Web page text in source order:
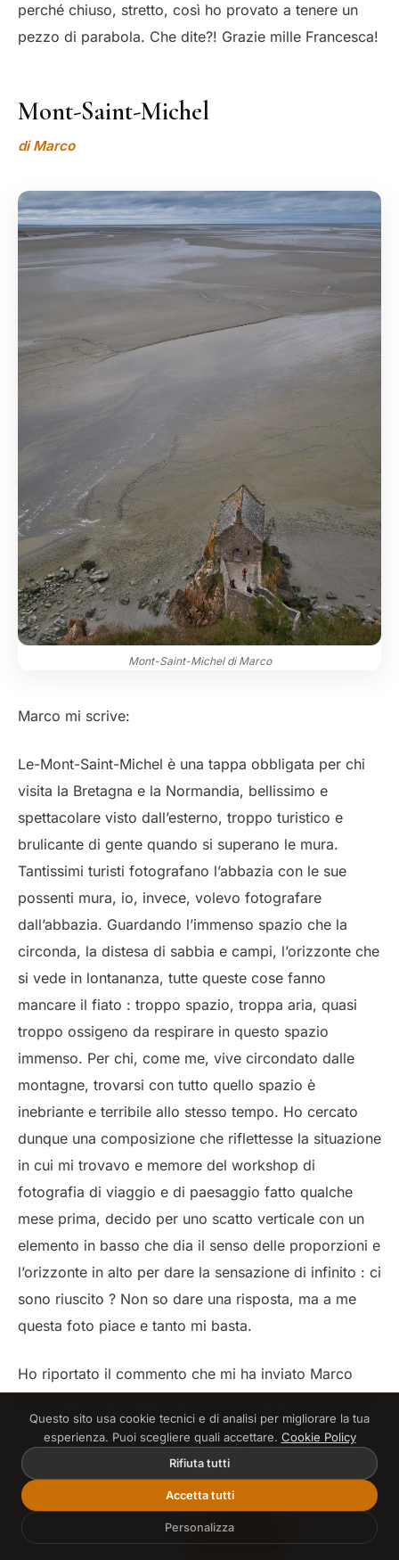
perché chiuso, stretto, così ho provato a tenere un
pezzo di parabola. Che dite?! Grazie mille Francesca!
Mont-Saint-Michel
di Marco
Mont-Saint-Michel di Marco
Marco mi scrive:
Le-Mont-Saint-Michel è una tappa obbligata per chi
visita la Bretagna e la Normandia, bellissimo e
spettacolare visto dall’esterno, troppo turistico e
brulicante di gente quando si superano le mura.
Tantissimi turisti fotografano l’abbazia con le sue
possenti mura, io, invece, volevo fotografare
dall’abbazia. Guardando l’immenso spazio che la
circonda, la distesa di sabbia e campi, l’orizzonte che
si vede in lontananza, tutte queste cose fanno
mancare il fiato : troppo spazio, troppa aria, quasi
troppo ossigeno da respirare in questo spazio
immenso. Per chi, come me, vive circondato dalle
montagne, trovarsi con tutto quello spazio è
inebriante e terribile allo stesso tempo. Ho cercato
dunque una composizione che riflettesse la situazione
in cui mi trovavo e memore del workshop di
fotografia di viaggio e di paesaggio fatto qualche
mese prima, decido per uno scatto verticale con un
elemento in basso che dia il senso delle proporzioni e
l’orizzonte in alto per dare la sensazione di infinito : ci
sono riuscito ? Non so dare una risposta, ma a me
questa foto piace e tanto mi basta.
Ho riportato il commento che mi ha inviato Marco
che ha fatto! Da un lato il desiderio di andare oltre
una foto vista e rivista, seppur bellissima, di un luogo
molto famoso e dall’altro il desiderio di esprimere le
proprie emozioni. Il risultato è una foto sicuramente
non banale. Una di quelle immagini non da “effetto
Entra Inizia Gratis
Questo sito usa cookie tecnici e di analisi per migliorare la tua
esperienza. Puoi scegliere quali accettare. Cookie Policy
Rifiuta tutti
Accetta tutti
Personalizza